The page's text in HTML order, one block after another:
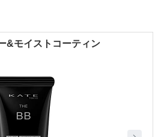
&モイストコーティン